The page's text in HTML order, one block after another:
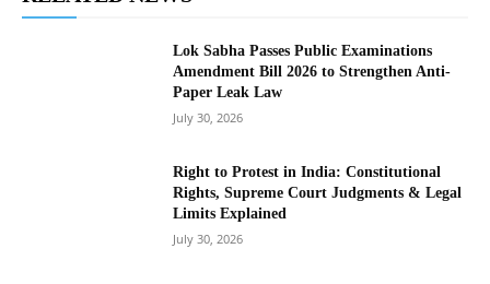
Lok Sabha Passes Public Examinations
Amendment Bill 2026 to Strengthen Anti-
Paper Leak Law
July 30, 2026
Right to Protest in India: Constitutional
Rights, Supreme Court Judgments & Legal
Limits Explained
July 30, 2026